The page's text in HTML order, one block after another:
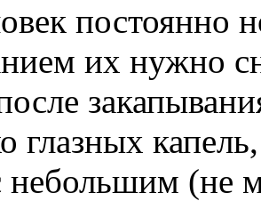
постоянно
их нужно
глазных
небольшим (не